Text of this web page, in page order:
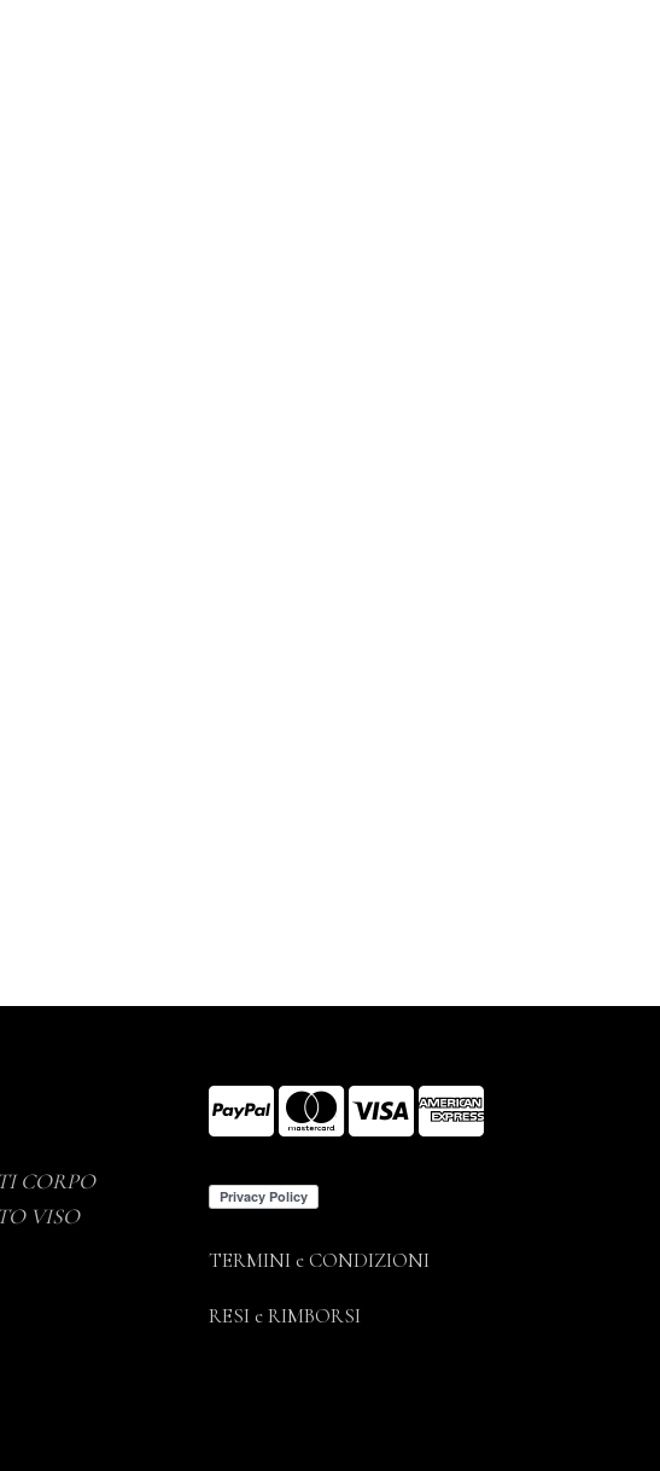
CORPO
VISO
TERMINI e CONDIZIONI
RESI e RIMBORSI